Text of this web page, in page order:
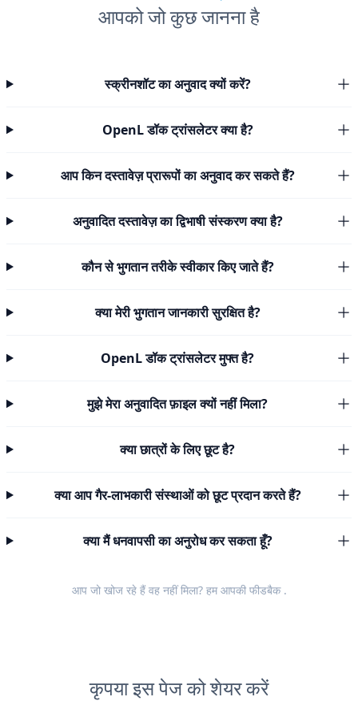
आपको जो कुछ जानना है
स्क्रीनशॉट का अनुवाद क्यों करें?
OpenL डॉक ट्रांसलेटर क्या है?
आप किन दस्तावेज़ प्रारूपों का अनुवाद कर सकते हैं?
अनुवादित दस्तावेज़ का द्विभाषी संस्करण क्या है?
कौन से भुगतान तरीके स्वीकार किए जाते हैं?
क्या मेरी भुगतान जानकारी सुरक्षित है?
OpenL डॉक ट्रांसलेटर मुफ्त है?
मुझे मेरा अनुवादित फ़ाइल क्यों नहीं मिला?
क्या छात्रों के लिए छूट है?
क्या आप गैर-लाभकारी संस्थाओं को छूट प्रदान करते हैं?
क्या मैं धनवापसी का अनुरोध कर सकता हूँ?
आप जो खोज रहे हैं वह नहीं मिला? हम आपकी फीडबैक.
कृपया इस पेज को शेयर करें